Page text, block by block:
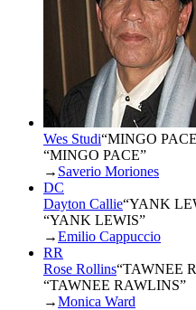
Wes Studi“MINGO PACE
“MINGO PACE”
→ Saverio Moriones
DC
Dayton Callie“YANK
“YANK LEWIS”
→Emilio Cappuccio
RR
Rose Rollins“TAWNEE
“TAWNEE RAWLINS”
→Monica Ward